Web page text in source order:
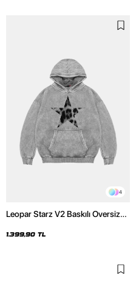
4
Leopar Starz V2 Baskılı Oversize
Hoodie
1.399,90 TL